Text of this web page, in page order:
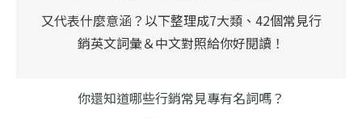
又代表什麼意涵？以下整理成7大類、42個常見行
銷英文詞彙＆中文對照給你好閱讀！
你還知道哪些行銷常見專有名詞嗎？